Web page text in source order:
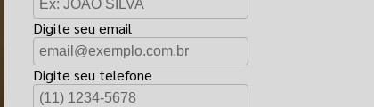
Digite seu email
Digite seu telefone